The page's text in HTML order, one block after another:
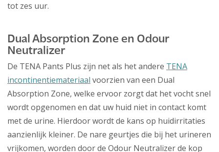
tot zes uur.
Dual Absorption Zone en Odour
Neutralizer
De TENA Pants Plus zijn net als het andere TENA
incontinentiemateriaal voorzien van een Dual
Absorption Zone, welke ervoor zorgt dat het vocht snel
wordt opgenomen en dat uw huid niet in contact komt
met de urine. Hierdoor wordt de kans op huidirritaties
aanzienlijk kleiner. De nare geurtjes die bij het urineren
vrijkomen, worden door de Odour Neutralizer de kop